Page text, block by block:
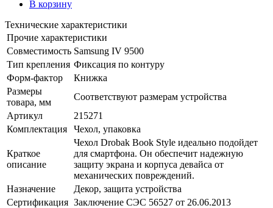
В корзину
Технические характеристики
Прочие характеристики
Совместимость Samsung IV 9500
Тип крепления Фиксация по контуру
Форм-фактор
Книжка
Размеры
товара, мм
Соответствуют размерам устройства
Артикул
215271
Комплектация
Чехол, упаковка
Краткое
описание
Чехол Drobak Book Style идеально подойдет
для смартфона. Он обеспечит надежную
защиту экрана и корпуса девайса от
механических повреждений.
Назначение
Декор, защита устройства
Сертификация Заключение СЭС 56527 от 26.06.2013